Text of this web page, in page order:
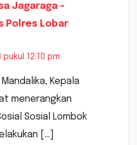
Jagaraga -
Polres Lobar
pukul 12:10 pm
Kepala
menerangkan
Sosial Lombok
[…]